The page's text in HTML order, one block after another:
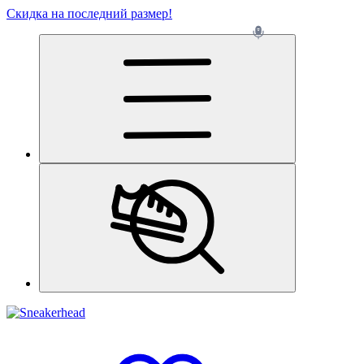
Скидка на последний размер!